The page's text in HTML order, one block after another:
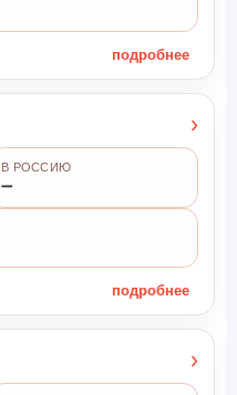
подробнее
›
В РОССИЮ
➖
подробнее
›